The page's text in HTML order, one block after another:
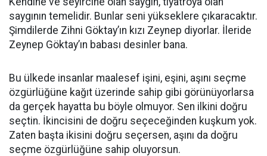
saygının temelidir. Bunlar seni yükseklere çıkaracaktır.
Şimdilerde Zihni Göktay’ın kızı Zeynep diyorlar. İleride
Zeynep Göktay’ın babası desinler bana.
Bu ülkede insanlar maalesef işini, eşini, aşını seçme
özgürlüğüne kağıt üzerinde sahip gibi görünüyorlarsa
da gerçek hayatta bu böyle olmuyor. Sen ilkini doğru
seçtin. İkincisini de doğru seçeceğinden kuşkum yok.
Zaten başta ikisini doğru seçersen, aşını da doğru
seçme özgürlüğüne sahip oluyorsun.